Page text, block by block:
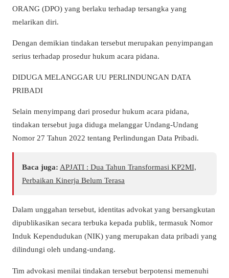
ORANG (DPO) yang berlaku terhadap tersangka yang
melarikan diri.
Dengan demikian tindakan tersebut merupakan penyimpangan
serius terhadap prosedur hukum acara pidana.
DIDUGA MELANGGAR UU PERLINDUNGAN DATA
PRIBADI
Selain menyimpang dari prosedur hukum acara pidana,
tindakan tersebut juga diduga melanggar Undang-Undang
Nomor 27 Tahun 2022 tentang Perlindungan Data Pribadi.
Baca juga: APJATI : Dua Tahun Transformasi KP2MI,
Perbaikan Kinerja Belum Terasa
Dalam unggahan tersebut, identitas advokat yang bersangkutan
dipublikasikan secara terbuka kepada publik, termasuk Nomor
Induk Kependudukan (NIK) yang merupakan data pribadi yang
dilindungi oleh undang-undang.
Tim advokasi menilai tindakan tersebut berpotensi memenuhi